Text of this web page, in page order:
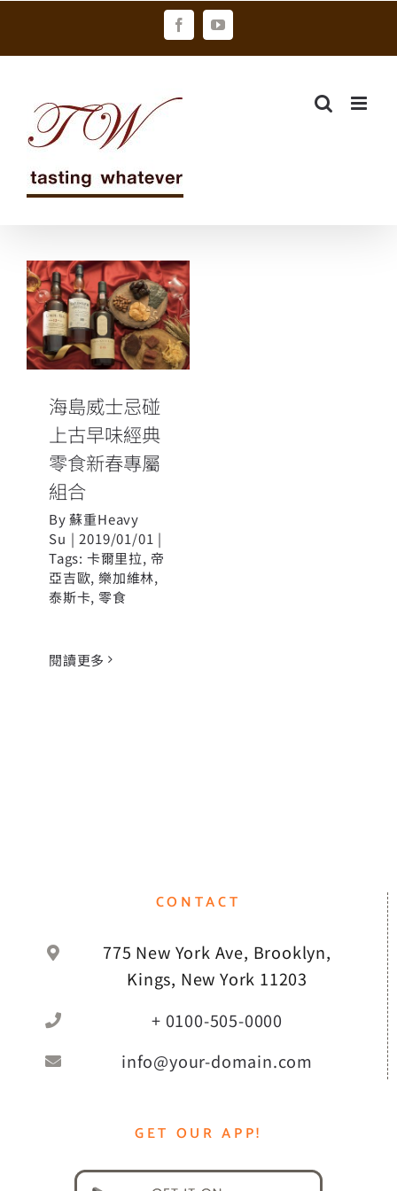
FacebookYouTube
海島威士忌碰
上古早味經典
零食新春專屬
組合
海島威士忌碰
上古早味經典
零食新春專屬
組合
By蘇重Heavy
Su | 2019/01/01 |
Tags: 卡爾里拉, 帝
亞吉歐,樂加維林,
泰斯卡, 零食
閱讀更多
CONTACT
775 New York Ave, Brooklyn,
Kings, New York 11203
+ 0100-505-0000
info@your-domain.com
GET OUR APP!